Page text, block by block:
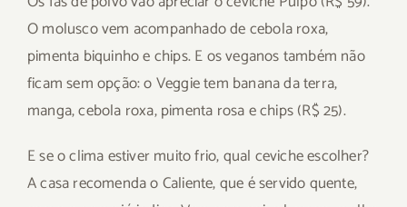
O molusco vem acompanhado de cebola roxa,
pimenta biquinho e chips. E os veganos também não
ficam sem opção: o Veggie tem banana da terra,
manga, cebola roxa, pimenta rosa e chips (R$ 25).
E se o clima estiver muito frio, qual ceviche escolher?
A casa recomenda o Caliente, que é servido quente,